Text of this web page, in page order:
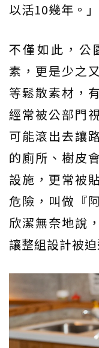
以活10幾年。」
不僅如此，公
素，更是少之
等鬆散素材，
經常被公部門
可能滾出去讓
的廁所、樹皮
設施，更常被
危險，叫做『
欣潔無奈地說
讓整組設計被迫